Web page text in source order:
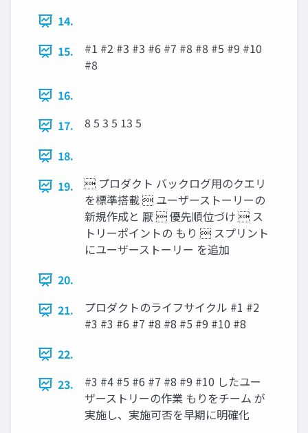
14.
15.
#1 #2 #3 #3 #6 #7 #8 #8 #5 #9 #10
#8
16.
17.
8 5 3 5 13 5
18.
19.
 プロダクト バックログ用のクエリ
を標準搭載  ユーザーストーリーの
新規作成と 厭  優先順位づけ  ス
トリーポイントの もり  スプリント
にユーザーストーリー を追加
20.
21.
プロダクトのライフサイクル #1 #2
#3 #3 #6 #7 #8 #8 #5 #9 #10 #8
22.
23.
#3 #4 #5 #6 #7 #8 #9 #10 したユー
ザーストリーの作業 もりをチーム が
実施し、実施可否を早期に明確化